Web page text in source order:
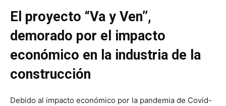
El proyecto “Va y Ven”,
demorado por el impacto
económico en la industria de la
construcción
Debido al impacto económico por la pandemia de Covid-